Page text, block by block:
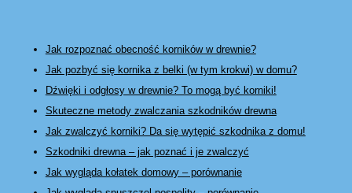
Jak rozpoznać obecność korników w drewnie?
Jak pozbyć się kornika z belki (w tym krokwi) w domu?
Dźwięki i odgłosy w drewnie? To mogą być korniki!
Skuteczne metody zwalczania szkodników drewna
Jak zwalczyć korniki? Da się wytępić szkodnika z domu!
Szkodniki drewna – jak poznać i je zwalczyć
Jak wygląda kołatek domowy – porównanie